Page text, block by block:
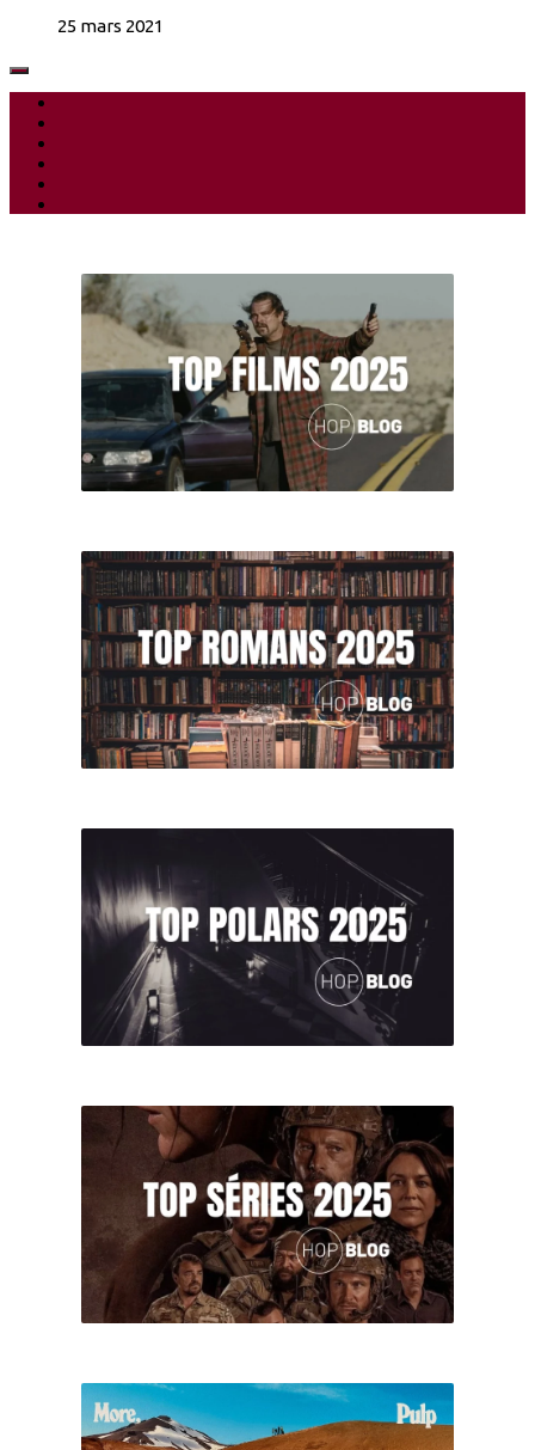
25 mars 2021